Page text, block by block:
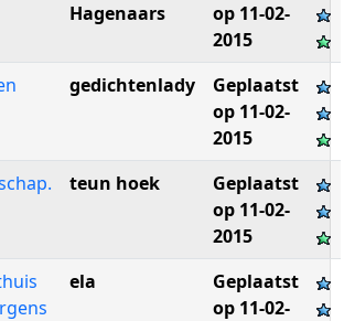
Hagenaars
op 11-02-
2015
gedichtenlady
Geplaatst
op 11-02-
2015
teun hoek
Geplaatst
op 11-02-
2015
ela
Geplaatst
op 11-02-